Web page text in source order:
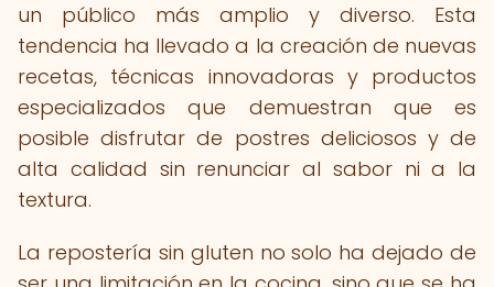
un público más amplio y diverso. Esta
tendencia ha llevado a la creación de nuevas
recetas, técnicas innovadoras y productos
especializados que demuestran que es
posible disfrutar de postres deliciosos y de
alta calidad sin renunciar al sabor ni a la
textura.
La repostería sin gluten no solo ha dejado de